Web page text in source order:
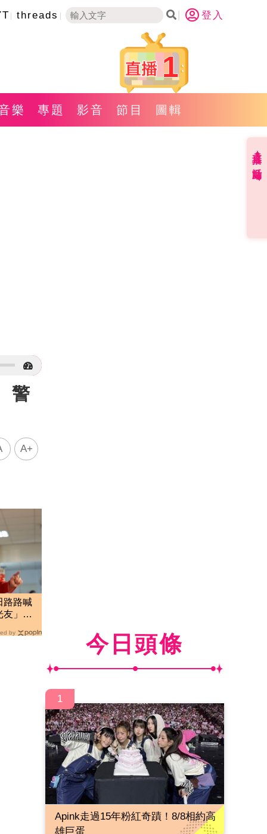
threads 登入
1
樂 專題 影音 節目 圖輯
警
A+
路路喊
友」：
by 今日頭條
1
Apink走過15年粉紅奇蹟！8/8相約高
雄巨蛋
直播✦活動